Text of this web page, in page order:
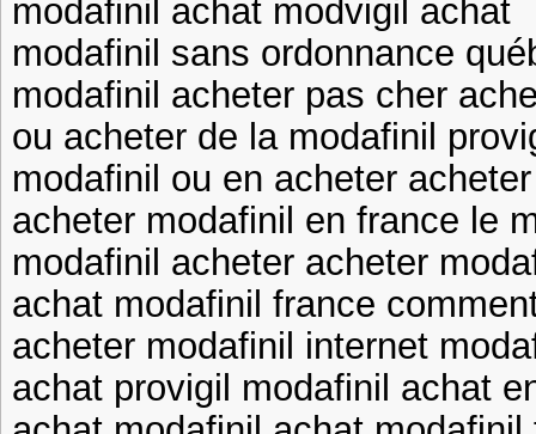
modafinil achat modvigil achat
modafinil sans ordonnance
modafinil acheter pas cher
ou acheter de la modafinil
modafinil ou en acheter
acheter modafinil en france le
modafinil acheter acheter
achat modafinil france
acheter modafinil internet
achat provigil modafinil achat